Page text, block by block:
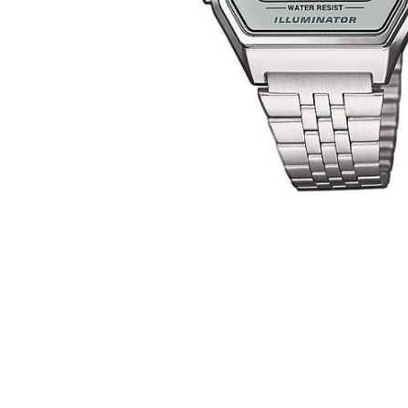
615
178
DIVAT KARÓRÁK (Curren, Oulm,Naviforce, D-
25